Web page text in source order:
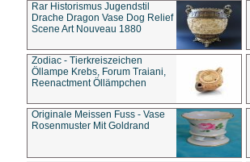
Rar Historismus Jugendstil
Drache Dragon Vase Dog Relief
Scene Art Nouveau 1880
Zodiac - Tierkreiszeichen
Öllampe Krebs, Forum Traiani,
Reenactment Öllämpchen
Originale Meissen Fuss - Vase
Rosenmuster Mit Goldrand